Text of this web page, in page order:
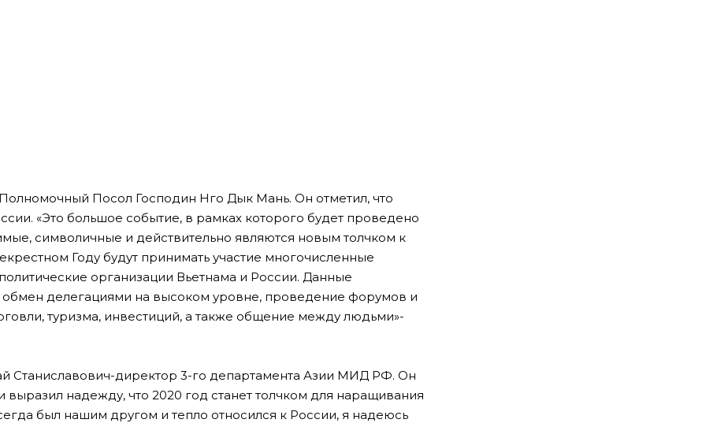
Посол Господин Нго Дык Мань. Он отметил, что
«Это большое событие, в рамках которого будет проведено
символичные и действительно являются новым толчком к
Году будут принимать участие многочисленные
организации Вьетнама и России. Данные
обмен делегациями на высоком уровне, проведение форумов и
туризма, инвестиций, а также общение между людьми»-
Станиславович-директор 3-го департамента Азии МИД РФ. Он
надежду, что 2020 год станет толчком для наращивания
был нашим другом и тепло относился к России, я надеюсь